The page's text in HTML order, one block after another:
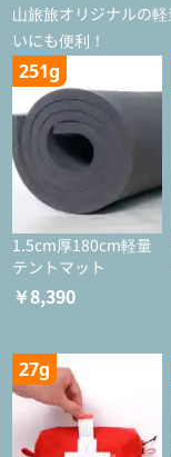
山旅旅オリジナルの
いにも便利！
251g
1.5cm厚180cm軽量
テントマット
￥8,390
27g